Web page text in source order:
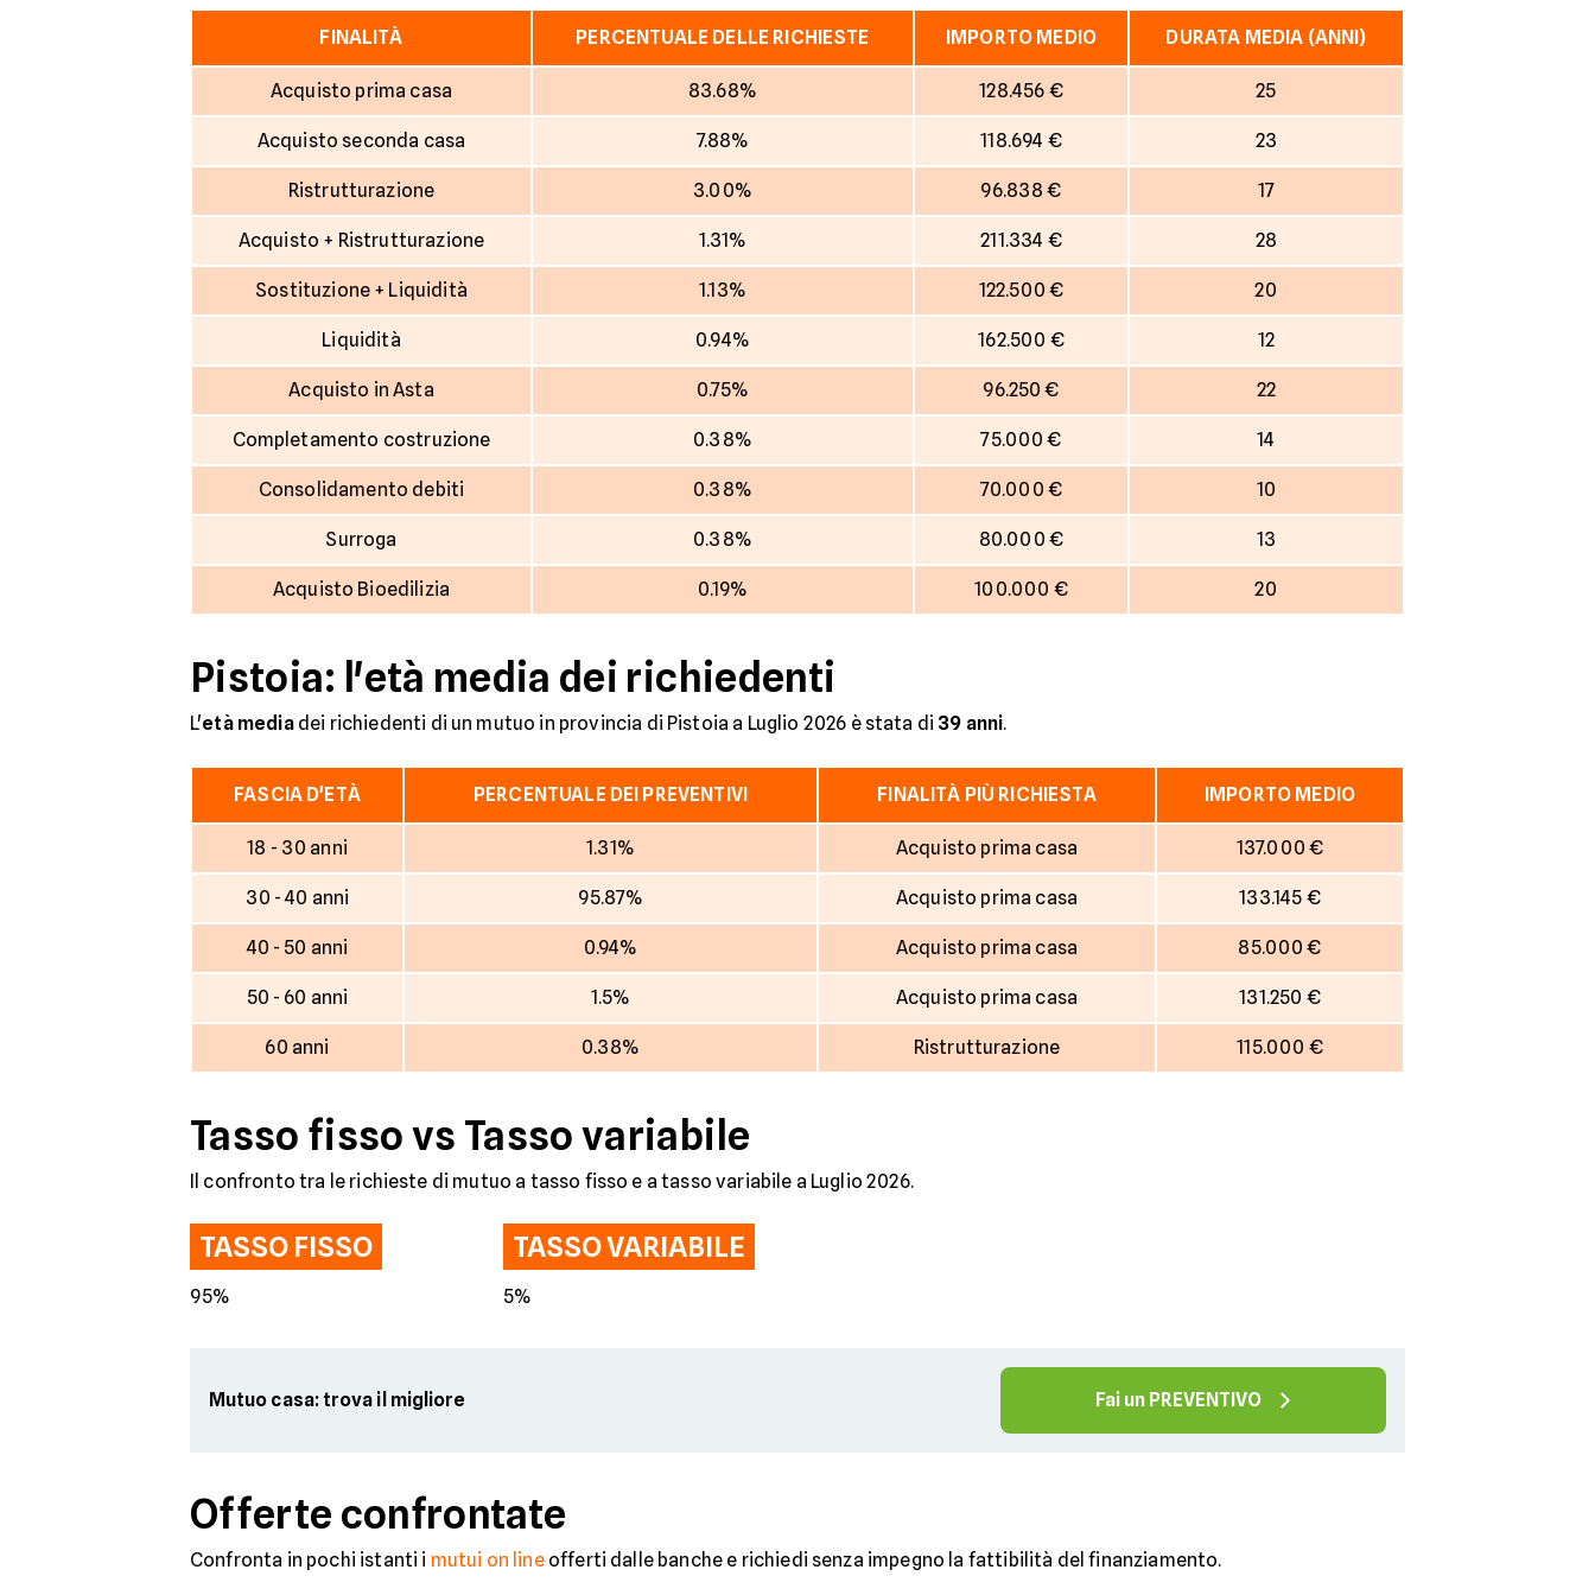
FINALITÀ PERCENTUALE DELLE RICHIESTE IMPORTO MEDIO DURATA MEDIA (ANNI)
Acquisto prima casa 83.68% 128.456 € 25
Acquisto seconda casa 7.88% 118.694 € 23
Ristrutturazione 3.00% 96.838 € 17
Acquisto + Ristrutturazione 1.31% 211.334 € 28
Sostituzione + Liquidità 1.13% 122.500 € 20
Liquidità 0.94% 162.500 € 12
Acquisto in Asta 0.75% 96.250 € 22
Completamento costruzione 0.38% 75.000 € 14
Consolidamento debiti 0.38% 70.000 € 10
Surroga 0.38% 80.000 € 13
Acquisto Bioedilizia 0.19% 100.000 € 20
Pistoia: l'età media dei richiedenti
L'età mediadei richiedenti di un mutuo in provincia di Pistoia a Luglio 2026 è stata di 39 anni.
FASCIA D'ETÀ PERCENTUALE DEI PREVENTIVI FINALITÀ PIÙ RICHIESTA IMPORTO MEDIO
18 - 30 anni 1.31% Acquisto prima casa 137.000 €
30 - 40 anni 95.87% Acquisto prima casa 133.145 €
40 - 50 anni 0.94% Acquisto prima casa 85.000 €
50 - 60 anni 1.5% Acquisto prima casa 131.250 €
60 anni 0.38% Ristrutturazione 115.000 €
Tasso fisso vs Tasso variabile
Il confronto tra le richieste di mutuo a tasso fisso e a tasso variabile a Luglio 2026.
TASSO FISSO
95%
TASSO VARIABILE
5%
Mutuo casa: trova il migliore Fai un PREVENTIVO
Offerte confrontate
Confronta in pochi istanti i mutui on lineofferti dalle banche e richiedi senza impegno la fattibilità del finanziamento.